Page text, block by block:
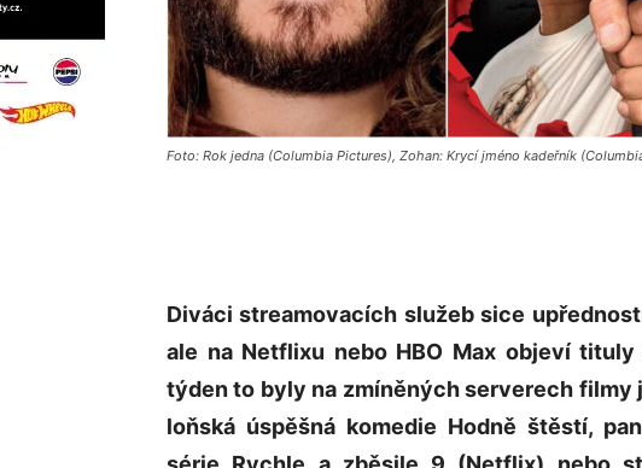
Foto: Rok jedna (Columbia Pictures), Zohan: Krycí jméno kadeřník
Diváci streamovacích služeb sice
ale na Netflixu nebo HBO Max objeví
týden to byly na zmíněných serverech filmy
loňská úspěšná komedie Hodně štěstí,